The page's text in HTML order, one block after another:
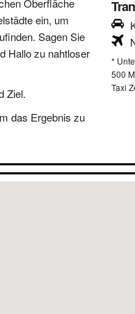
Oberfläche
ein, um
Sagen Sie
Hallo zu nahtloser
Ziel.
das Ergebnis zu
*
500
Taxi